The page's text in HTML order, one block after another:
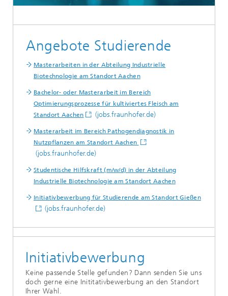
Angebote Studierende
Masterarbeiten in der Abteilung Industrielle
Biotechnologie am Standort Aachen
Bachelor- oder Masterarbeit im Bereich
Optimierungsprozesse für kultiviertes Fleisch am
Standort Aachen
(jobs.fraunhofer.de)
Masterarbeit im Bereich Pathogendiagnostik in
Nutzpflanzen am Standort Aachen
(jobs.fraunhofer.de)
Studentische Hilfskraft (m/w/d) in der Abteilung
Industrielle Biotechnologie am Standort Aachen
Initiativbewerbung für Studierende am Standort Gießen
(jobs.fraunhofer.de)
Initiativbewerbung
Keine passende Stelle gefunden? Dann senden Sie uns
doch gerne eine Inititativbewerbung an den Standort
Ihrer Wahl.